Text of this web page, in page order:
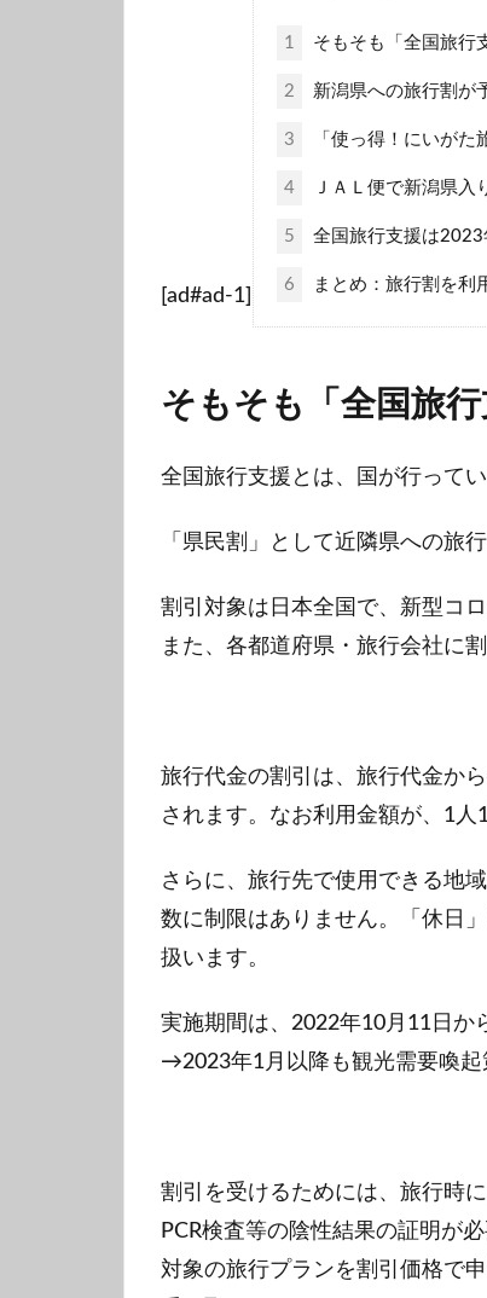
[ad#ad-1]
1 そもそも「全国旅行
2 新潟県への旅行割が
3 「使っ得！にいがた
4 ＪＡＬ便で新潟県入
5 全国旅行支援は2023
6 まとめ：旅行割を利
そもそも「全国旅
全国旅行支援とは、国が行って
「県民割」として近隣県への旅
割引対象は日本全国で、新型コ
また、各都道府県・旅行会社に
旅行代金の割引は、旅行代金か
されます。なお利用金額が、1人
さらに、旅行先で使用できる地
数に制限はありません。「休日
扱います。
実施期間は、2022年10月11日か
→2023年1月以降も観光需要喚起
割引を受けるためには、旅行時
PCR検査等の陰性結果の証明が
対象の旅行プランを割引価格で